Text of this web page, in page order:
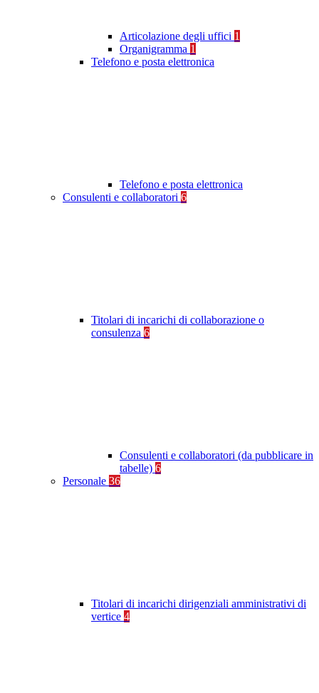
Articolazione degli uffici 1
Organigramma 1
Telefono e posta elettronica
Telefono e posta elettronica
Consulenti e collaboratori 6
Titolari di incarichi di collaborazione o
consulenza 6
Consulenti e collaboratori (da pubblicare in
tabelle) 6
Personale 36
Titolari di incarichi dirigenziali amministrativi di
vertice 4